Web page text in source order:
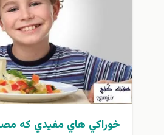
خوراكي هاي مفيدي كه